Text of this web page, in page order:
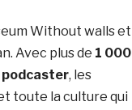
Without walls et
Avec plus de 1 000
podcaster, les
toute la culture qui